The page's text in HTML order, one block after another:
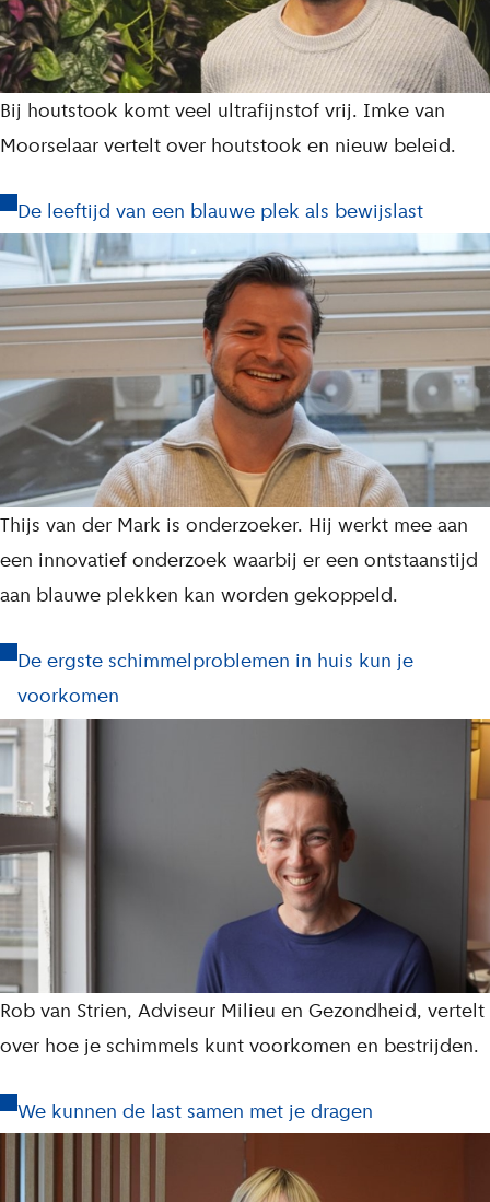
Bij houtstook komt veel ultrafijnstof vrij. Imke van
Moorselaar vertelt over houtstook en nieuw beleid.
De leeftijd van een blauwe plek als bewijslast
Thijs van der Mark is onderzoeker. Hij werkt mee aan
een innovatief onderzoek waarbij er een ontstaanstijd
aan blauwe plekken kan worden gekoppeld.
De ergste schimmelproblemen in huis kun je
voorkomen
Rob van Strien, Adviseur Milieu en Gezondheid, vertelt
over hoe je schimmels kunt voorkomen en bestrijden.
We kunnen de last samen met je dragen